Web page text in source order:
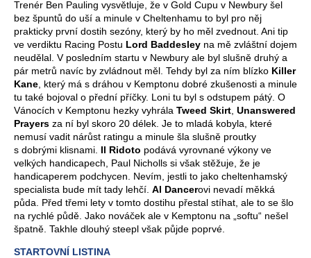
Trenér Ben Pauling vysvětluje, že v Gold Cupu v Newbury šel
bez špuntů do uší a minule v Cheltenhamu to byl pro něj
prakticky první dostih sezóny, který by ho měl zvednout. Ani tip
ve verdiktu Racing Postu Lord Baddesley na mě zvláštní dojem
neudělal. V posledním startu v Newbury ale byl slušně druhý a
pár metrů navíc by zvládnout měl. Tehdy byl za ním blízko Killer
Kane , který má s dráhou v Kemptonu dobré zkušenosti a minule
tu také bojoval o přední příčky. Loni tu byl s odstupem pátý. O
Vánocích v Kemptonu hezky vyhrála Tweed Skirt Unanswered
Prayers za ní byl skoro 20 délek. Je to mladá kobyla, které
nemusí vadit nárůst ratingu a minule šla slušně proutky
s dobrými klisnami. Il Ridoto podává vyrovnané výkony ve
velkých handicapech, Paul Nicholls si však stěžuje, že je
handicaperem podchycen. Nevím, jestli to jako cheltenhamský
specialista bude mít tady lehčí. Al Dancerovi nevadí měkká
půda. Před třemi lety v tomto dostihu přestal stíhat, ale to se šlo
na rychlé půdě. Jako nováček ale v Kemptonu na „softu“ nešel
špatně. Takhle dlouhý steepl však půjde poprvé.
STARTOVNÍ LISTINA